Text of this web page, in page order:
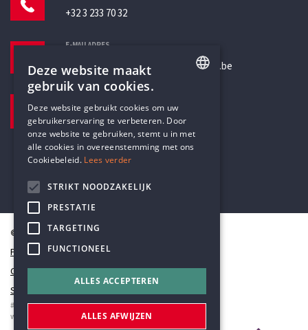
+32 3 233 70 32
E-MAILADRES
secretariaat@humanistischverbond.be
Pottenbrug 4
Antwerpen, 2000
© Humanistisch Verbond 2026
Privacy
Cookiestatement
Sitemap
#codedwithlove byCodelines
webapplicaties
mobiele apps&maatwerk websites
DUTCH
Deze website maakt
gebruik van cookies.
Deze website gebruikt cookies om uw
gebruikerservaring te verbeteren. Door
onze website te gebruiken, stemt u in met
alle cookies in overeenstemming met ons
Cookiebeleid. Lees verder
STRIKT NOODZAKELIJK
PRESTATIE
TARGETING
FUNCTIONEEL
ALLES ACCEPTEREN
ALLES AFWIJZEN